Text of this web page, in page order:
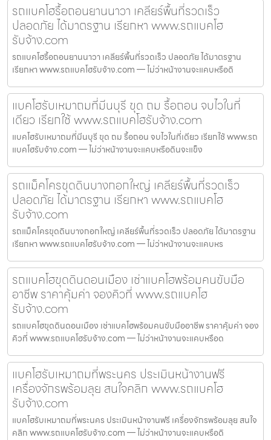
รถแบคโฮรื้อถอนยานนาวา เคลียร์พื้นที่รวดเร็ว
ปลอดภัย ได้มาตรฐาน เรียกหา www.รถแบคโฮ
รับจ้าง.com
รถแบคโฮรื้อถอนยานนาวา เคลียร์พื้นที่รวดเร็ว ปลอดภัย ได้มาตรฐาน
เรียกหา www.รถแบคโฮรับจ้าง.com — ไม่ว่าหน้างานจะแคบหรือดิ
แบคโฮรับเหมาถมที่มีนบุรี ขุด ถม รื้อถอน จบไวในที่
เดียว เรียกใช้ www.รถแบคโฮรับจ้าง.com
แบคโฮรับเหมาถมที่มีนบุรี ขุด ถม รื้อถอน จบไวในที่เดียว เรียกใช้ www.รถ
แบคโฮรับจ้าง.com — ไม่ว่าหน้างานจะแคบหรือดินจะแข็ง
รถแม็คโครขุดดินบางกอกใหญ่ เคลียร์พื้นที่รวดเร็ว
ปลอดภัย ได้มาตรฐาน เรียกหา www.รถแบคโฮ
รับจ้าง.com
รถแม็คโครขุดดินบางกอกใหญ่ เคลียร์พื้นที่รวดเร็ว ปลอดภัย ได้มาตรฐาน
เรียกหา www.รถแบคโฮรับจ้าง.com — ไม่ว่าหน้างานจะแคบหร
รถแบคโฮขุดดินดอนเมือง เช่าแบคโฮพร้อมคนขับมือ
อาชีพ ราคาคุ้มค่า จองคิวที่ www.รถแบคโฮ
รับจ้าง.com
รถแบคโฮขุดดินดอนเมือง เช่าแบคโฮพร้อมคนขับมืออาชีพ ราคาคุ้มค่า จอง
คิวที่ www.รถแบคโฮรับจ้าง.com — ไม่ว่าหน้างานจะแคบหรือด
แบคโฮรับเหมาถมที่พระนคร ประเมินหน้างานฟรี
เครื่องจักรพร้อมลุย สนใจคลิก www.รถแบคโฮ
รับจ้าง.com
แบคโฮรับเหมาถมที่พระนคร ประเมินหน้างานฟรี เครื่องจักรพร้อมลุย สนใจ
คลิก www.รถแบคโฮรับจ้าง.com — ไม่ว่าหน้างานจะแคบหรือดิ